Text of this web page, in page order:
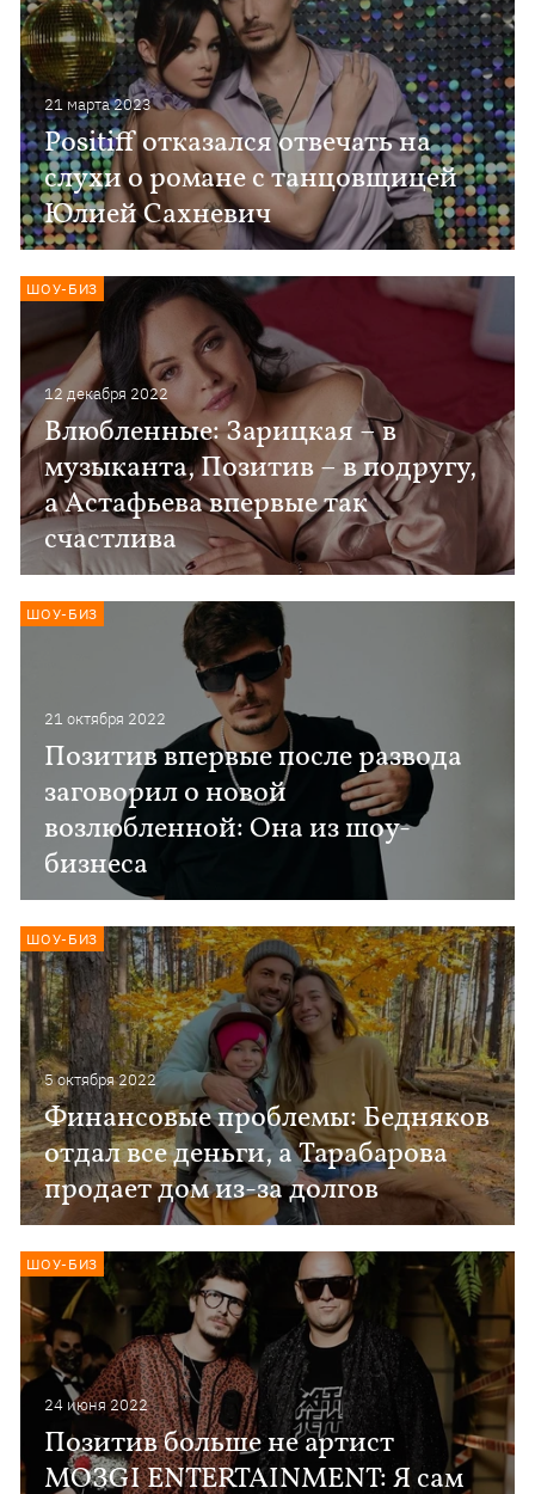
21 марта 2023
Positiff отказался отвечать на
слухи о романе с танцовщицей
Юлией Сахневич
12 декабря 2022
Влюбленные: Зарицкая – в
музыканта, Позитив – в подругу,
а Астафьева впервые так
счастлива
ШОУ-БИЗ
21 октября 2022
Позитив впервые после развода
заговорил о новой
возлюбленной: Она из шоу-
бизнеса
ШОУ-БИЗ
5 октября 2022
Финансовые проблемы: Бедняков
отдал все деньги, а Тарабарова
продает дом из-за долгов
ШОУ-БИЗ
24 июня 2022
Позитив больше не артист
MOЗGI ENTERTAINMENT: Я сам
ШОУ-БИЗ